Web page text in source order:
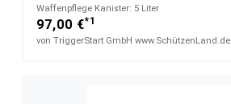
Waffenpflege Kanister: 5 Liter
97,00 €*1
von TriggerStart GmbH www.SchützenLand.de